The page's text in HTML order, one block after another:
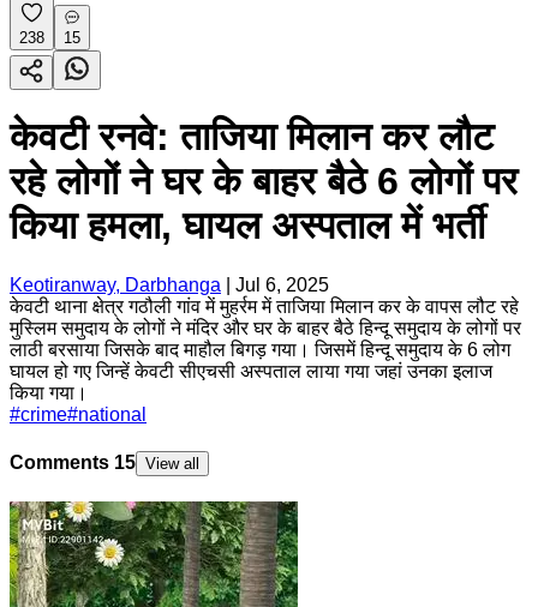
238 15
केवटी रनवे: ताजिया मिलान कर लौट
रहे लोगों ने घर के बाहर बैठे 6 लोगों पर
किया हमला, घायल अस्पताल में भर्ती
Keotiranway, Darbhanga
Jul 6, 2025
केवटी थाना क्षेत्र गठौली गांव में मुहर्रम में ताजिया मिलान कर के वापस लौट रहे
मुस्लिम समुदाय के लोगों ने मंदिर और घर के बाहर बैठे हिन्दू समुदाय के लोगों पर
लाठी बरसाया जिसके बाद माहौल बिगड़ गया। जिसमें हिन्दू समुदाय के 6 लोग
घायल हो गए जिन्हें केवटी सीएचसी अस्पताल लाया गया जहां उनका इलाज
किया गया।
#crime#national
Comments 15 View all